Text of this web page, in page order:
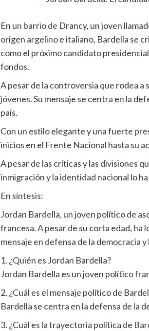
En un barrio de Drancy, un joven
origen argelino e italiano, Bardella se
como el próximo candidato
fondos.
A pesar de la controversia que rodea a
jóvenes. Su mensaje se centra en la
país.
Con un estilo elegante y una fuerte
inicios en el Frente Nacional hasta su
A pesar de las críticas y las divisiones
inmigración y la identidad nacional lo
En síntesis:
Jordan Bardella, un joven político de
francesa. A pesar de su corta edad, ha
mensaje en defensa de la democracia y
1. ¿Quién es Jordan Bardella?
Jordan Bardella es un joven político
2. ¿Cuál es el mensaje político de
Bardella se centra en la defensa de la
3. ¿Cuál es la trayectoria política de